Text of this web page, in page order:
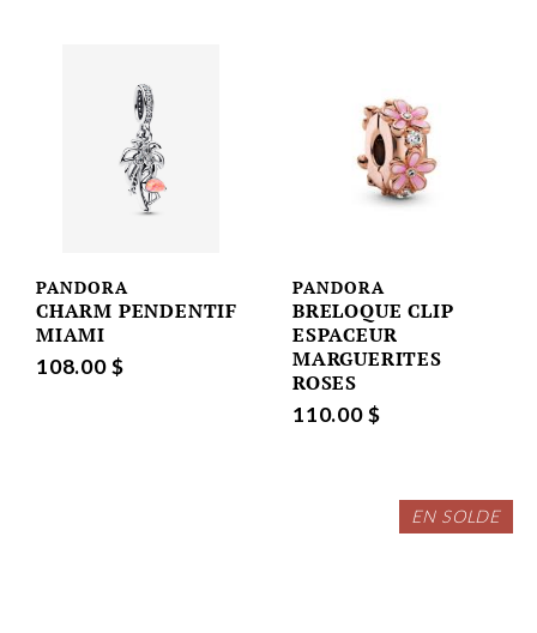
PANDORA
CHARM PENDENTIF
MIAMI
108.00 $
PANDORA
BRELOQUE CLIP
ESPACEUR
MARGUERITES
ROSES
110.00 $
EN SOLDE